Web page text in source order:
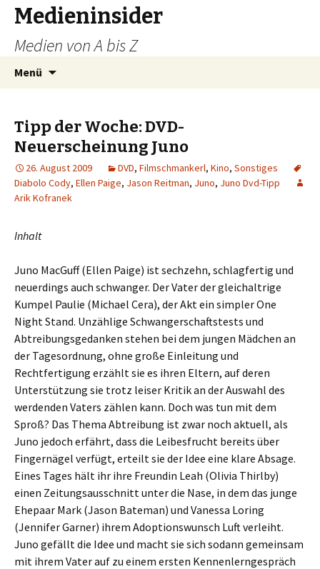
Medieninsider
Medien von A bis Z
Menü
Tipp der Woche: DVD-
Neuerscheinung Juno
26. August 2009 DVD, Filmschmankerl, Kino, Sonstiges
Diabolo Cody, Ellen Paige, Jason Reitman, Juno, Juno Dvd-Tipp
Arik Kofranek
Inhalt
Juno MacGuff (Ellen Paige) ist sechzehn, schlagfertig und
neuerdings auch schwanger. Der Vater der gleichaltrige
Kumpel Paulie (Michael Cera), der Akt ein simpler One
Night Stand. Unzählige Schwangerschaftstests und
Abtreibungsgedanken stehen bei dem jungen Mädchen an
der Tagesordnung, ohne große Einleitung und
Rechtfertigung erzählt sie es ihren Eltern, auf deren
Unterstützung sie trotz leiser Kritik an der Auswahl des
werdenden Vaters zählen kann. Doch was tun mit dem
Sproß? Das Thema Abtreibung ist zwar noch aktuell, als
Juno jedoch erfährt, dass die Leibesfrucht bereits über
Fingernägel verfügt, erteilt sie der Idee eine klare Absage.
Eines Tages hält ihr ihre Freundin Leah (Olivia Thirlby)
einen Zeitungsausschnitt unter die Nase, in dem das junge
Ehepaar Mark (Jason Bateman) und Vanessa Loring
(Jennifer Garner) ihrem Adoptionswunsch Luft verleiht.
Juno gefällt die Idee und macht sie sich sodann gemeinsam
mit ihrem Vater auf zu einem ersten Kennenlerngespräch